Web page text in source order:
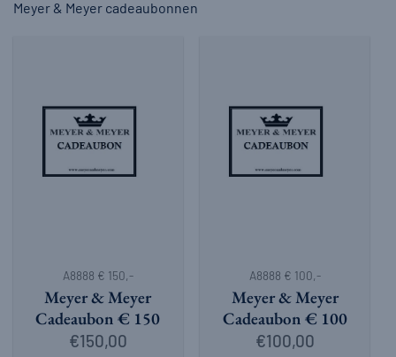
Meyer & Meyer cadeaubonnen
A8888 € 150,-
Meyer & Meyer
Cadeaubon € 150
€150,00
A8888 € 100,-
Meyer & Meyer
Cadeaubon € 100
€100,00